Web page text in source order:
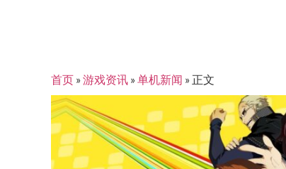
首页 »游戏资讯 »单机新闻 » 正文